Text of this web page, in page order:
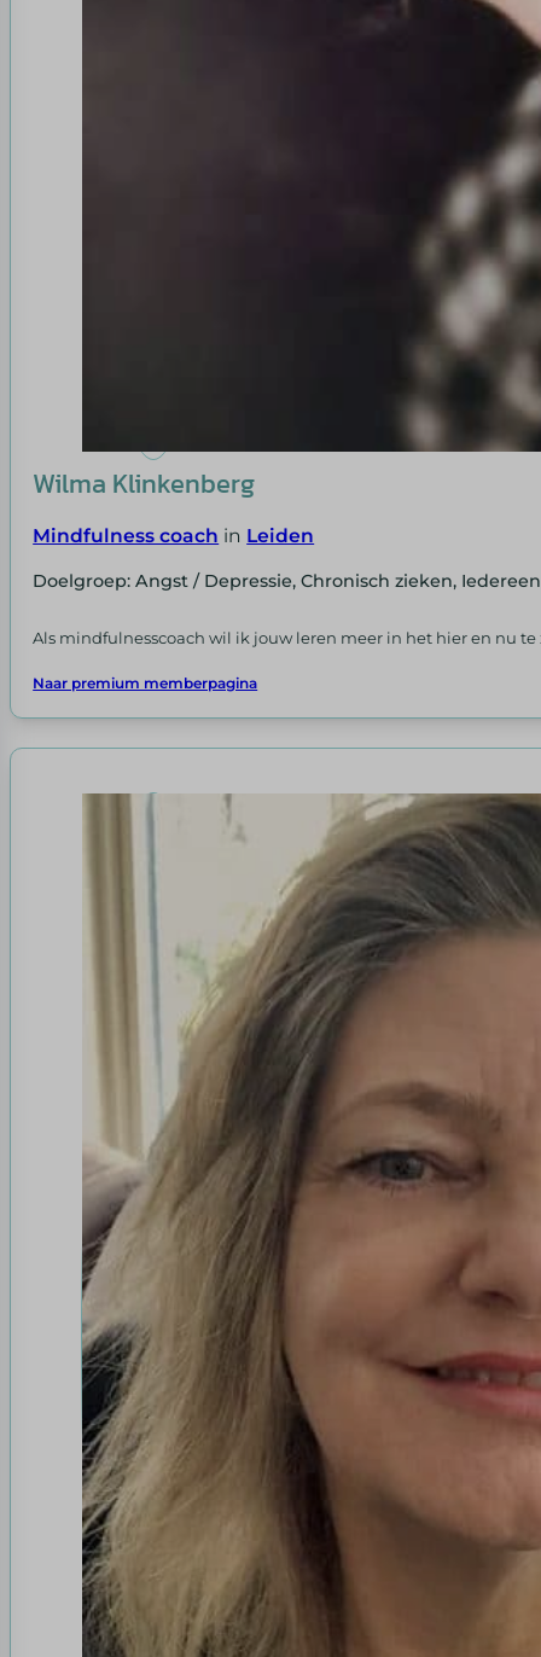
Wilma Klinkenberg
Mindfulness coach in Leiden
Doelgroep: Angst / Depressie, Chronisch zieken, Iedereen
Als mindfulnesscoach wil ik jouw leren meer in het hier en nu
Naar premium memberpagina